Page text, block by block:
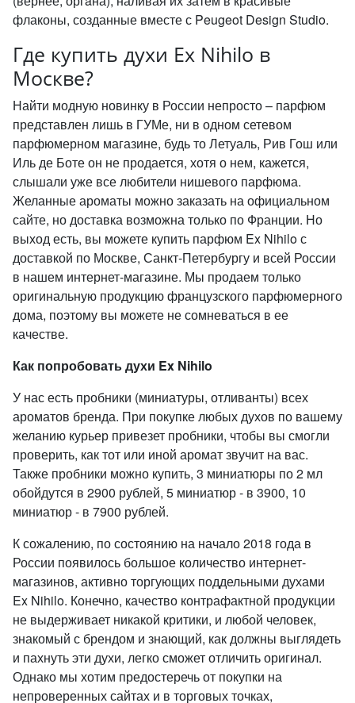
флаконы, созданные вместе с Peugeot Design Studio.
Где купить духи Ex Nihilo в
Москве?
Найти модную новинку в России непросто – парфюм
представлен лишь в ГУМе, ни в одном сетевом
парфюмерном магазине, будь то Летуаль, Рив Гош или
Иль де Боте он не продается, хотя о нем, кажется,
слышали уже все любители нишевого парфюма.
Желанные ароматы можно заказать на официальном
сайте, но доставка возможна только по Франции. Но
выход есть, вы можете купить парфюм Ex Nihilo с
доставкой по Москве, Санкт-Петербургу и всей России
в нашем интернет-магазине. Мы продаем только
оригинальную продукцию французского парфюмерного
дома, поэтому вы можете не сомневаться в ее
качестве.
Как попробовать духи Ex Nihilo
У нас есть пробники (миниатуры, отливанты) всех
ароматов бренда. При покупке любых духов по вашему
желанию курьер привезет пробники, чтобы вы смогли
проверить, как тот или иной аромат звучит на вас.
Также пробники можно купить, 3 миниатюры по 2 мл
обойдутся в 2900 рублей, 5 миниатюр - в 3900, 10
миниатюр - в 7900 рублей.
К сожалению, по состоянию на начало 2018 года в
России появилось большое количество интернет-
магазинов, активно торгующих поддельными духами
Ex Nihilo. Конечно, качество контрафактной продукции
не выдерживает никакой критики, и любой человек,
знакомый с брендом и знающий, как должны выглядеть
и пахнуть эти духи, легко сможет отличить оригинал.
Однако мы хотим предостеречь от покупки на
непроверенных сайтах и в торговых точках,